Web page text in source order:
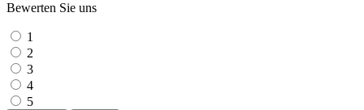
Bewerten Sie uns
1
2
3
4
5